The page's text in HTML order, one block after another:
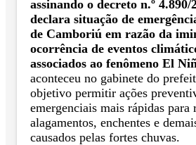
assinando o decreto n.º 4.890/
declara situação de
de Camboriú em razão da
ocorrência de eventos
associados ao fenômeno El
aconteceu no gabinete do
objetivo permitir ações
emergenciais mais rápidas para
alagamentos, enchentes e
causados pelas fortes chuvas.